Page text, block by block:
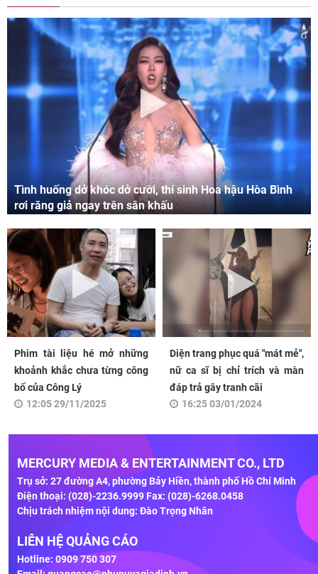
Tình huống dở khóc dở cười, thí sinh Hoa hậu Hòa Bình
rơi răng giả ngay trên sân khấu
Phim tài liệu hé mở những
khoảnh khắc chưa từng công
bố của Công Lý
12:05 29/11/2025
Diện trang phục quá "mát mẻ",
nữ ca sĩ bị chỉ trích và màn
đáp trả gây tranh cãi
16:25 03/01/2024
MERCURY MEDIA & ENTERTAINMENT CO., LTD
Trụ sở: 27 đường A4, phường Bảy Hiền, thành phố Hồ Chí Minh
Điện thoại: (028)-2236.9999 Fax: (028)-6268.0458
Chịu trách nhiệm nội dung: Đào Trọng Nhân
LIÊN HỆ QUẢNG CÁO
Hotline: 0909 750 307